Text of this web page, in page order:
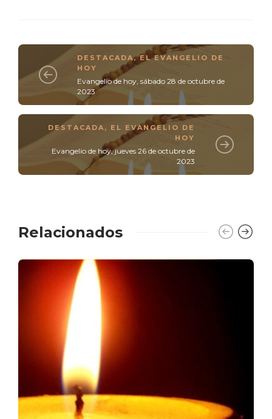
DESTACADA,EL EVANGELIO DE
HOY
Evangelio de hoy, sábado 28 de octubre de
2023
DESTACADA , EL EVANGELIO DE
HOY
Evangelio de hoy, jueves 26 de octubre de
2023
Relacionados